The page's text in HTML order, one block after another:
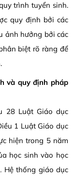
trình tuyển sinh.
quy định bởi các
ảnh hưởng bởi các
biệt rõ ràng để
và quy định pháp
28 Luật Giáo dục
1 Luật Giáo dục
hiện trong 5 năm
học sinh vào học
Hệ thống giáo dục